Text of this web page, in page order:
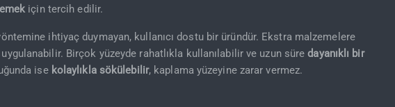
için tercih edilir.
ihtiyaç duymayan, kullanıcı dostu bir üründür. Ekstra malzemelere
Birçok yüzeyde rahatlıkla kullanılabilir ve uzun süredayanıklı bir
ise kolaylıkla sökülebilir, kaplama yüzeyine zarar vermez.